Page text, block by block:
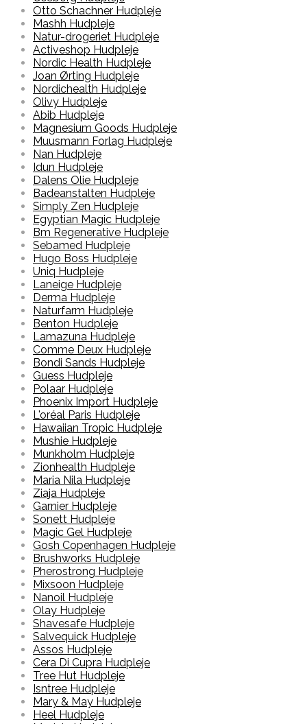
Otto Schachner Hudpleje
Mashh Hudpleje
Natur-drogeriet Hudpleje
Activeshop Hudpleje
Nordic Health Hudpleje
Joan Ørting Hudpleje
Nordichealth Hudpleje
Olivy Hudpleje
Abib Hudpleje
Magnesium Goods Hudpleje
Muusmann Forlag Hudpleje
Nan Hudpleje
Idun Hudpleje
Dalens Olie Hudpleje
Badeanstalten Hudpleje
Simply Zen Hudpleje
Egyptian Magic Hudpleje
Bm Regenerative Hudpleje
Sebamed Hudpleje
Hugo Boss Hudpleje
Uniq Hudpleje
Laneige Hudpleje
Derma Hudpleje
Naturfarm Hudpleje
Benton Hudpleje
Lamazuna Hudpleje
Comme Deux Hudpleje
Bondi Sands Hudpleje
Guess Hudpleje
Polaar Hudpleje
Phoenix Import Hudpleje
L'oréal Paris Hudpleje
Hawaiian Tropic Hudpleje
Mushie Hudpleje
Munkholm Hudpleje
Zionhealth Hudpleje
Maria Nila Hudpleje
Ziaja Hudpleje
Garnier Hudpleje
Sonett Hudpleje
Magic Gel Hudpleje
Gosh Copenhagen Hudpleje
Brushworks Hudpleje
Pherostrong Hudpleje
Mixsoon Hudpleje
Nanoil Hudpleje
Olay Hudpleje
Shavesafe Hudpleje
Salvequick Hudpleje
Assos Hudpleje
Cera Di Cupra Hudpleje
Tree Hut Hudpleje
Isntree Hudpleje
Mary & May Hudpleje
Heel Hudpleje